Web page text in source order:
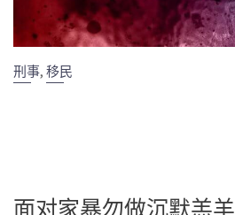
刑事,移民
面对家暴勿做沉默羔